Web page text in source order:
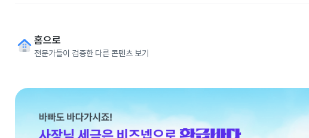
홈으로
전문가들이 검증한 다른 콘텐츠 보기